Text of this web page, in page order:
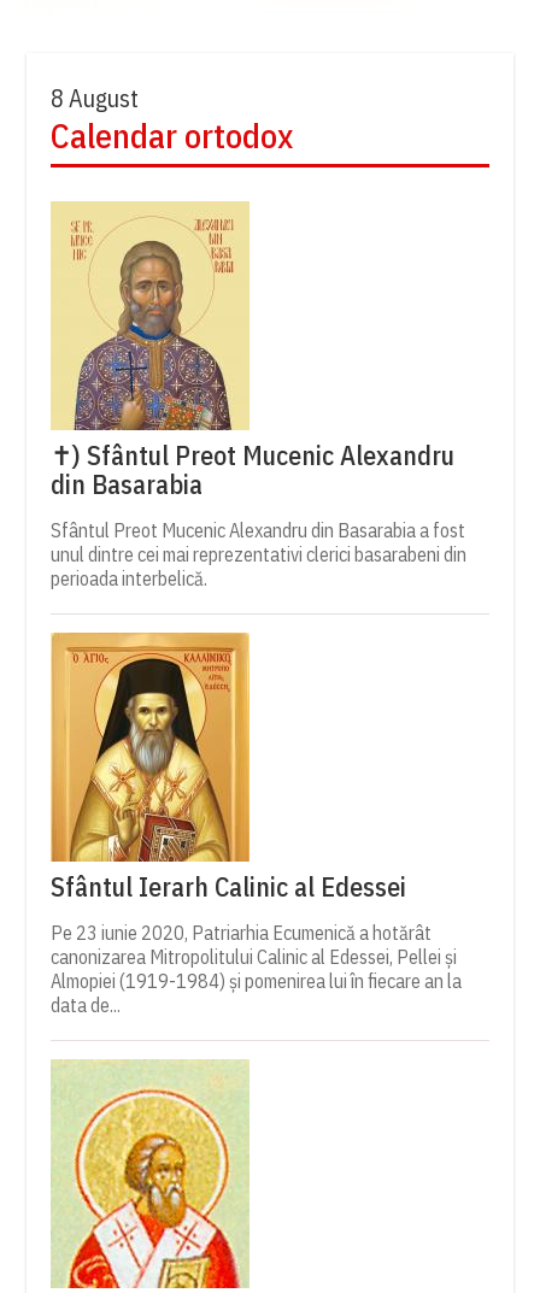
8 August
Calendar ortodox
✝) Sfântul Preot Mucenic Alexandru
din Basarabia
Sfântul Preot Mucenic Alexandru din Basarabia a fost
unul dintre cei mai reprezentativi clerici basarabeni din
perioada interbelică.
Sfântul Ierarh Calinic al Edessei
Pe 23 iunie 2020, Patriarhia Ecumenică a hotărât
canonizarea Mitropolitului Calinic al Edessei, Pellei și
Almopiei (1919-1984) și pomenirea lui în fiecare an la
data de...